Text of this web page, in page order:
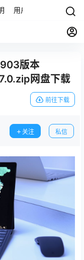
用户协议 联系我们
版本
网盘下载
前往下载
关注 私信